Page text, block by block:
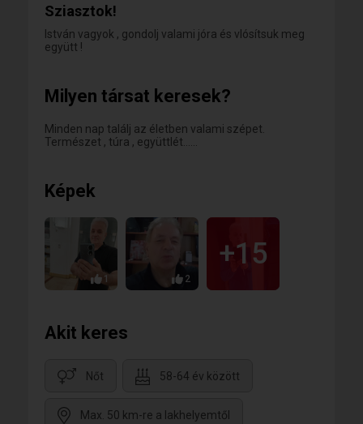
Sziasztok!
István vagyok , gondolj valami jóra és vlósítsuk meg
együtt !
Milyen társat keresek?
Minden nap találj az életben valami szépet.
Természet , túra , együttlét......
Képek
1 2
+15
Akit keres
Nőt 58-64 év között
Max. 50 km-re a lakhelyemtől